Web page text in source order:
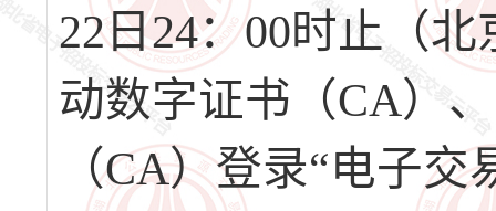
22日24：00时止（
动数字证书（CA）
（CA）登录“电子